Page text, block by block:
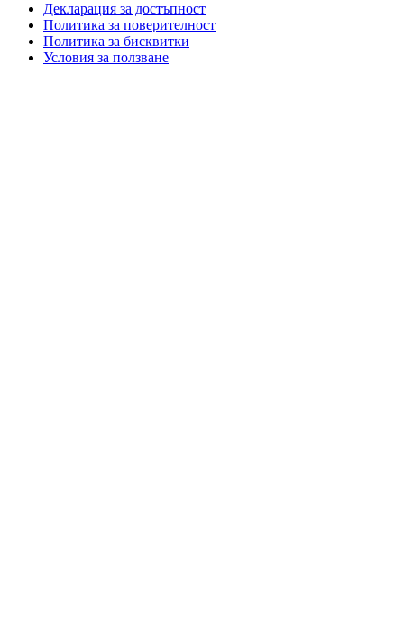
Декларация за достъпност
Политика за поверителност
Политика за бисквитки
Условия за ползване